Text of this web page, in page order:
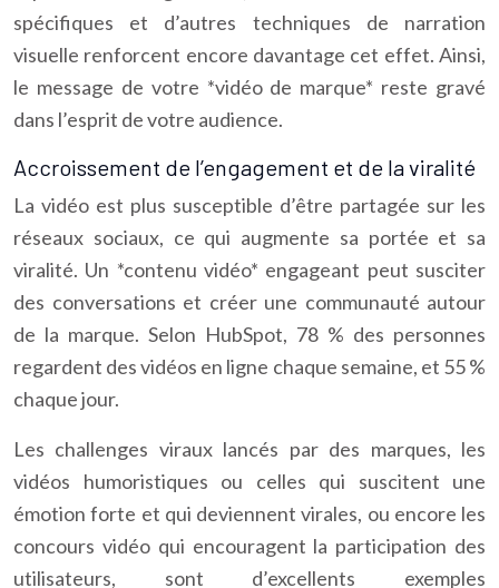
spécifiques et d’autres techniques de narration
visuelle renforcent encore davantage cet effet. Ainsi,
le message de votre *vidéo de marque* reste gravé
dans l’esprit de votre audience.
Accroissement de l’engagement et de la viralité
La vidéo est plus susceptible d’être partagée sur les
réseaux sociaux, ce qui augmente sa portée et sa
viralité. Un *contenu vidéo* engageant peut susciter
des conversations et créer une communauté autour
de la marque. Selon HubSpot, 78 % des personnes
regardent des vidéos en ligne chaque semaine, et 55 %
chaque jour.
Les challenges viraux lancés par des marques, les
vidéos humoristiques ou celles qui suscitent une
émotion forte et qui deviennent virales, ou encore les
concours vidéo qui encouragent la participation des
utilisateurs, sont d’excellents exemples